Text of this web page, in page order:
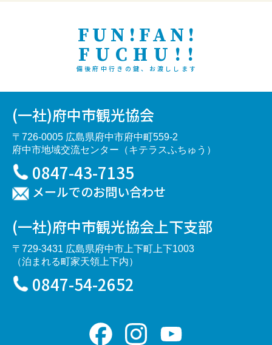
FUN!FAN!
FUCHU!!
備後府中行きの鍵、お渡しします
(一社)府中市観光協会
〒726-0005 広島県府中市府中町559-2
府中市地域交流センター（キテラスふちゅう）
0847-43-7135
メールでのお問い合わせ
(一社)府中市観光協会上下支部
〒729-3431 広島県府中市上下町上下1003
（泊まれる町家天領上下内）
0847-54-2652
Facebook Instagram